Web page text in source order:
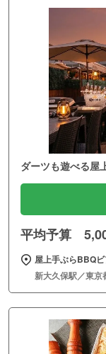
ダーツも遊べる屋
平均予算
屋上手ぶらBBQ
新大久保駅／東京